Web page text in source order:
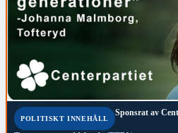
POLITISKT INNEHÅLL
Sponsrat av